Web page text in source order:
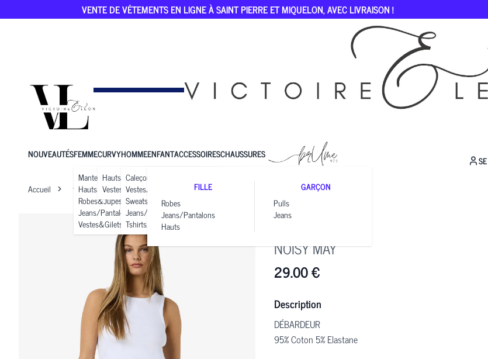
VENTE DE VÊTEMENTS EN LIGNE À SAINT PIERRE ET MIQUELON, AVEC LIVRAISON !
NOUVEAUTÉSFEMME
Manteaux
Hauts
Robes&Jupes
Jeans/Pantalons
Vestes&Gilets
CURVY
Hauts
Vestes&Gilets
HOMME
Caleçons
Vestes/manteaux
Sweats
Jeans/Pantalons
Tshirts/Polos
ENFANT
FILLE
Robes
Jeans/Pantalons
Hauts
GARÇON
Pulls
Jeans
ACCESSOIRESCHAUSSURES
Accueil femme MAYA
MAYA
NOISY MAY
29.00€
Description
DÉBARDEUR
95% Coton 5% Elastane